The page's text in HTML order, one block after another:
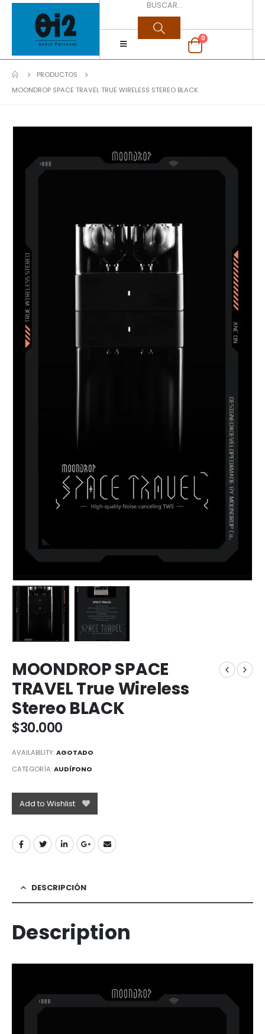
0
PRODUCTOS
MOONDROP SPACE TRAVEL TRUE WIRELESS STEREO BLACK
MOONDROP SPACE
TRAVEL True Wireless
Stereo BLACK
$30.000
AVAILABILITY:AGOTADO
CATEGORÍA:AUDÍFONO
Add to Wishlist
DESCRIPCIÓN
Description